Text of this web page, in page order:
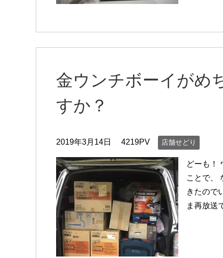
金ウンチボーイがめ
すか？
2019年3月14日 4219PV 店舗せどり
どーも！
ことで、
きたので
ま再放送